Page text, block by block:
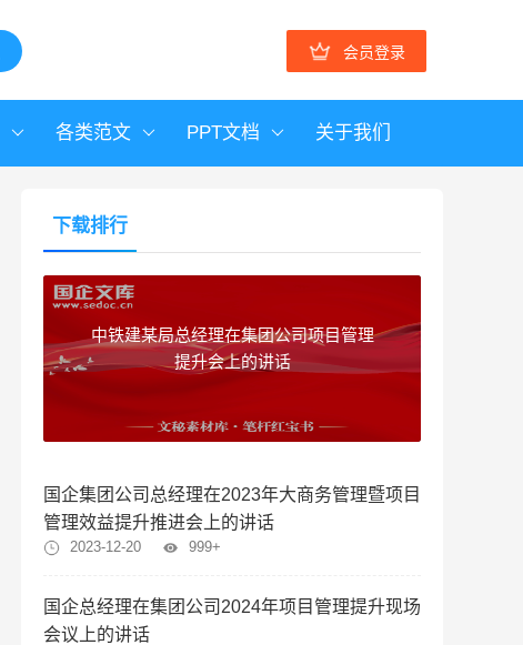
会员登录
各类范文 PPT文档 关于我们
下载排行
中铁建某局总经理在集团公司项目管理
提升会上的讲话
国企集团公司总经理在2023年大商务管理暨项目
管理效益提升推进会上的讲话
2023-12-20 999+
国企总经理在集团公司2024年项目管理提升现场
会议上的讲话